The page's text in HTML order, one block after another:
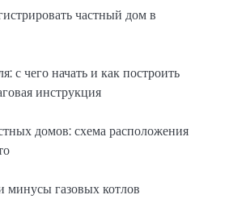
частный дом в
с чего начать и как построить
инструкция
домов: схема расположения
газовых котлов